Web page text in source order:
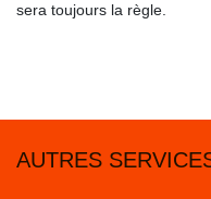
sera toujours la règle.
AUTRES